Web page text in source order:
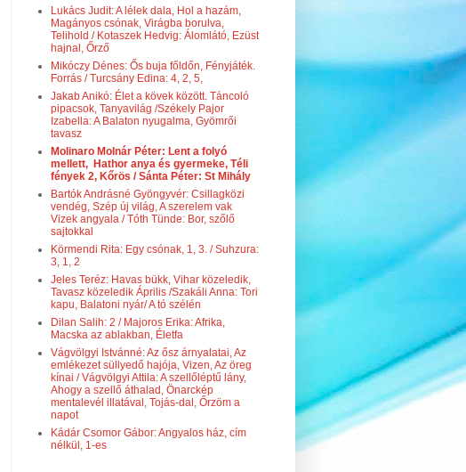
Lukács Judit: A lélek dala, Hol a hazám,
Magányos csónak, Virágba borulva,
Telihold / Kotaszek Hedvig: Álomlátó, Ezüst
hajnal, Őrző
Mikóczy Dénes: Ős buja főldőn, Fényjáték.
Forrás / Turcsány Edina: 4, 2, 5,
Jakab Anikó: Élet a kövek között. Táncoló
pipacsok, Tanyavilág /Székely Pajor
Izabella: A Balaton nyugalma, Gyömrői
tavasz
Molinaro Molnár Péter: Lent a folyó
mellett, Hathor anya és gyermeke, Téli
fények 2, Kőrös / Sánta Péter: St Mihály
Bartók Andrásné Gyöngyvér: Csillagközi
vendég, Szép új világ, A szerelem vak
Vizek angyala / Tóth Tünde: Bor, szőlő
sajtokkal
Körmendi Rita: Egy csónak, 1, 3. / Suhzura:
3, 1, 2
Jeles Teréz: Havas bükk, Vihar közeledik,
Tavasz közeledik Április /Szakáli Anna: Tori
kapu, Balatoni nyár/ A tó szélén
Dilan Salih: 2 / Majoros Erika: Afrika,
Macska az ablakban, Életfa
Vágvölgyi Istvánné: Az ősz árnyalatai, Az
emlékezet süllyedő hajója, Vizen, Az öreg
kínai / Vágvölgyi Attila: A szellőléptű lány,
Ahogy a szellő áthalad, Önarckép
mentalevél illatával, Tojás-dal, Őrzöm a
napot
Kádár Csomor Gábor: Angyalos ház, cím
nélkül, 1-es